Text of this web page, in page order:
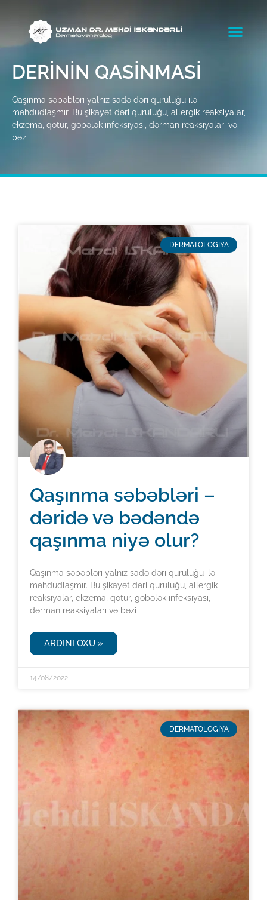
DERININ QASINMASI
Qaşınma səbəbləri yalnız sadə dəri quruluğu ilə
məhdudlaşmır. Bu şikayət dəri quruluğu, allergik reaksiyalar,
ekzema, qotur, göbələk infeksiyası, dərman reaksiyaları və
bəzi
DERMATOLOGİYA
Qaşınma səbəbləri –
dəridə və bədəndə
qaşınma niyə olur?
Qaşınma səbəbləri yalnız sadə dəri quruluğu ilə
məhdudlaşmır. Bu şikayət dəri quruluğu, allergik
reaksiyalar, ekzema, qotur, göbələk infeksiyası,
dərman reaksiyaları və bəzi
ARDINI OXU »
14/08/2022
DERMATOLOGİYA